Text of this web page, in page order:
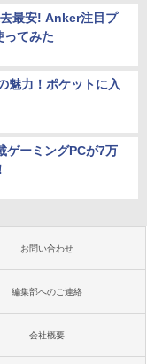
最安! Anker注目プ
ってみた
魅力！ポケットに入
ゲーミングPCが7万
お問い合わせ
編集部へのご連絡
会社概要